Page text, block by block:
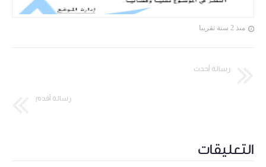
منذ 2 سنة تقريبا
رسالة أحدث
رسالة أقدم
التعليقات